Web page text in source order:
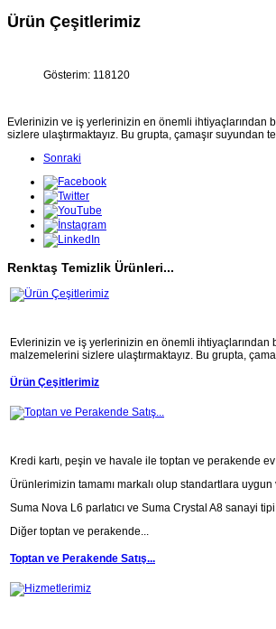
Ürün Çeşitlerimiz
Gösterim: 118120
Evlerinizin ve iş yerlerinizin en önemli ihtiyaçlarından
sizlere ulaştırmaktayız. Bu grupta, çamaşır
Sonraki
Renktaş Temizlik Ürünleri...
Evlerinizin ve iş yerlerinizin en önemli ihtiyaçlarından
malzemelerini sizlere ulaştırmaktayız. Bu grupta,
Ürün Çeşitlerimiz
Kredi kartı, peşin ve havale ile toptan ve perakende
Ürünlerimizin tamamı markalı olup standartlara uygun
Suma Nova L6 parlatıcı ve Suma Crystal A8 sanayi
Diğer toptan ve perakende...
Toptan ve Perakende Satış...